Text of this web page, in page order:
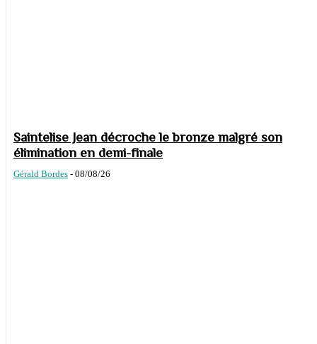
Saintelise Jean décroche le bronze malgré son
élimination en demi-finale
Gérald Bordes - 08/08/26